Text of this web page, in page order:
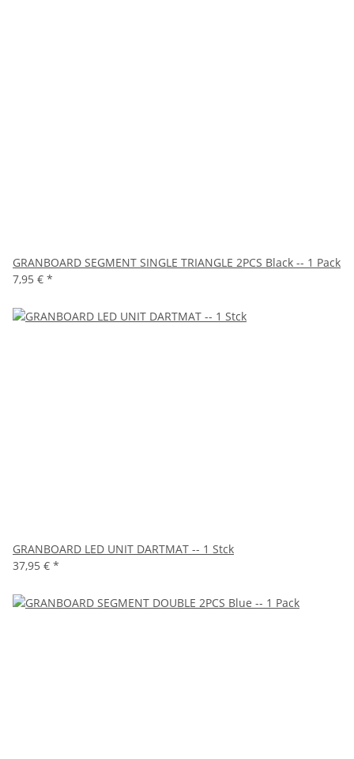
GRANBOARD SEGMENT SINGLE TRIANGLE 2PCS Black -- 1 Pack
7,95 € *
GRANBOARD LED UNIT DARTMAT -- 1 Stck
37,95 € *